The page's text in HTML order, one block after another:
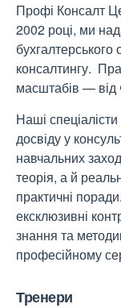
Профі Консалт
2002 році, ми
бухгалтерського
консалтингу.
масштабів —
Наші
досвіду у
навчальних
теорія, а й
практичні
ексклюзивні
знання та
професійному
Тренери